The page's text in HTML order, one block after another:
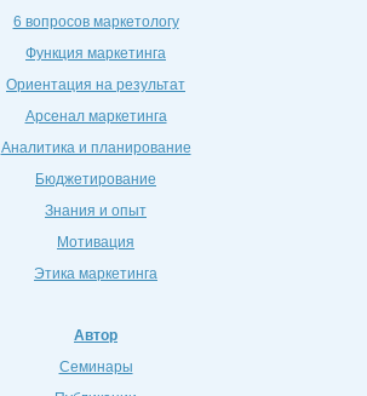
6 вопросов маркетологу
Функция маркетинга
Ориентация на результат
Арсенал маркетинга
Аналитика и планирование
Бюджетирование
Знания и опыт
Мотивация
Этика маркетинга
Автор
Cеминары